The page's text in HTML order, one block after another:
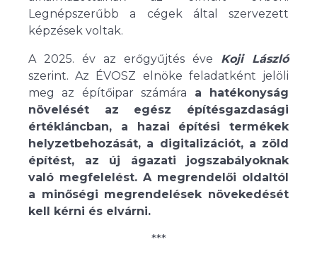
Legnépszerűbb a cégek által szervezett
képzések voltak.
A 2025. év az erőgyűjtés éve Koji László
szerint. Az ÉVOSZ elnöke feladatként jelöli
meg az építőipar számára a hatékonyság
növelését az egész építésgazdasági
értékláncban, a hazai építési termékek
helyzetbehozását, a digitalizációt, a zöld
építést, az új ágazati jogszabályoknak
való megfelelést. A megrendelői oldaltól
a minőségi megrendelések növekedését
kell kérni és elvárni.
***